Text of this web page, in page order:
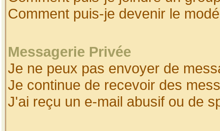
Comment puis-je devenir le
Messagerie Privée
Je ne peux pas envoyer de
Je continue de recevoir des
J'ai reçu un e-mail abusif ou de